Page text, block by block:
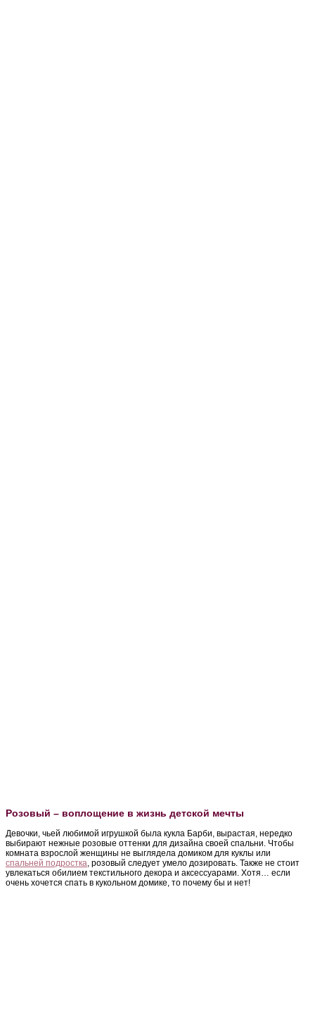
Розовый – воплощение в жизнь детской мечты
Девочки, чьей любимой игрушкой была кукла Барби, вырастая, нередко
выбирают нежные розовые оттенки для дизайна своей спальни. Чтобы
комната взрослой женщины не выглядела домиком для куклы или
спальней подростка, розовый следует умело дозировать. Также не стоит
увлекаться обилием текстильного декора и аксессуарами. Хотя… если
очень хочется спать в кукольном домике, то почему бы и нет!